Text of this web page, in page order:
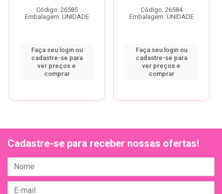
Código: 26585
Embalagem: UNIDADE
Faça seu login ou
cadastre-se para
ver preços e
comprar
Código: 26584
Embalagem: UNIDADE
Faça seu login ou
cadastre-se para
ver preços e
comprar
Cadastre-se para receber nossas ofertas!